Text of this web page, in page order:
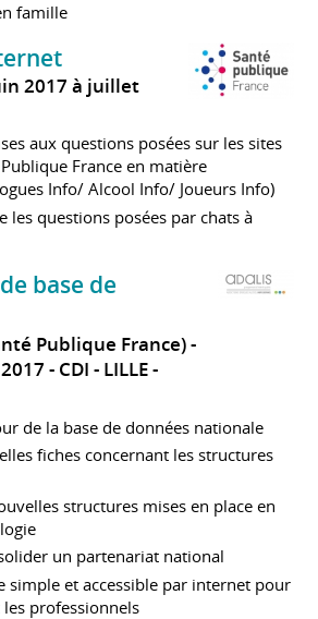
famille
2017 à juillet
aux questions posées sur les sites
France en matière
Info/ Alcool Info/ Joueurs Info)
les questions posées par chats à
base de
Publique France)
CDI
LILLE
de la base de données nationale
fiches concernant les structures
structures mises en place en
un partenariat national
simple et accessible par internet pour
professionnels